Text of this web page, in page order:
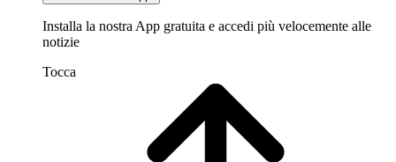
Installa la nostra App gratuita e accedi più velocemente alle
notizie
Tocca